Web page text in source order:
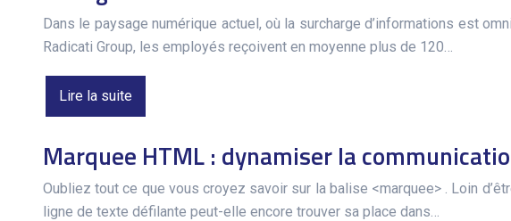
Dans le paysage numérique actuel, où la surcharge d’informations est
Radicati Group, les employés reçoivent en moyenne plus de 120…
Lire la suite
Marquee HTML : dynamiser la
Oubliez tout ce que vous croyez savoir sur la balise <marquee> . Loin
ligne de texte défilante peut-elle encore trouver sa place dans…